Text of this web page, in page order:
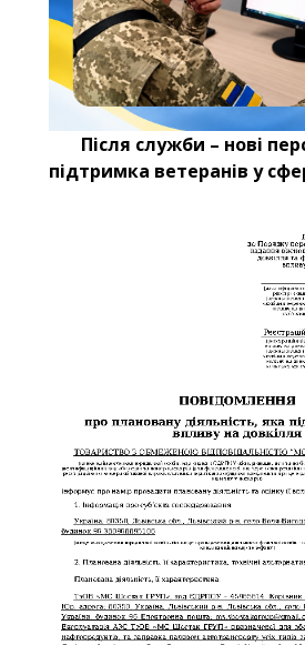
Після служби – нові
підтримка ветеранів у